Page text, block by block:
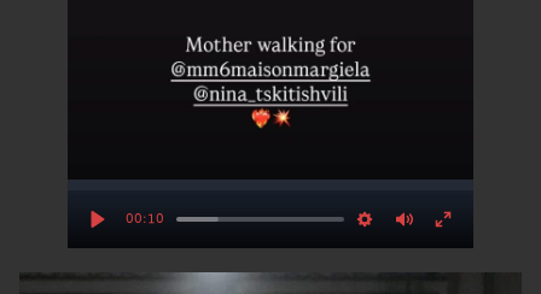
Play
00:10
Settings
MuteEnter